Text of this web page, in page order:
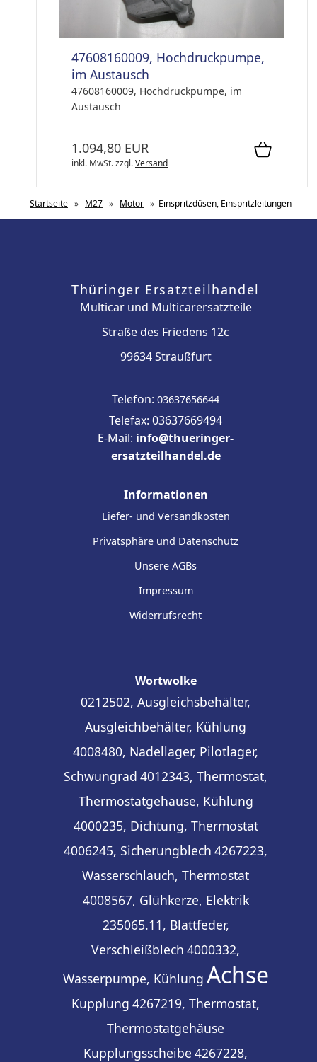
47608160009, Hochdruckpumpe,
im Austausch
47608160009, Hochdruckpumpe, im
Austausch
1.094,80 EUR
inkl. MwSt.zzgl.Versand
Startseite » M27 » Motor » Einspritzdüsen, Einspritzleitungen
Thüringer Ersatzteilhandel
Multicar und Multicarersatzteile
Straße des Friedens 12c
99634 Straußfurt
Telefon: 03637656644
Telefax: 03637669494
E-Mail: info@thueringer-
ersatzteilhandel.de
Informationen
Liefer- und Versandkosten
Privatsphäre und Datenschutz
Unsere AGBs
Impressum
Widerrufsrecht
Wortwolke
0212502, Ausgleichsbehälter,
Ausgleichbehälter, Kühlung
4008480, Nadellager, Pilotlager,
Schwungrad 4012343, Thermostat,
Thermostatgehäuse, Kühlung
4000235, Dichtung, Thermostat
4006245, Sicherungblech 4267223,
Wasserschlauch, Thermostat
4008567, Glühkerze, Elektrik
235065.11, Blattfeder,
Verschleißblech 4000332,
Wasserpumpe, Kühlung Achse
Kupplung 4267219, Thermostat,
Thermostatgehäuse
Kupplungsscheibe 4267228,